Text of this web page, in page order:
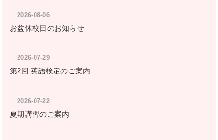
2026-08-06
お盆休校日のお知らせ
2026-07-29
第2回 英語検定のご案内
2026-07-22
夏期講習のご案内